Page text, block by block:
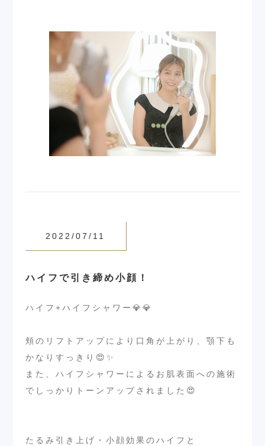
2022/07/11
ハイフで引き締め小顔！
ハイフ+ハイフシャワー💎💎
頬のリフトアップにより口角が上がり、顎下も
かなりすっきり😍✨
また、ハイフシャワーによるお肌表面への施術
でしっかりトーンアップされました😍
たるみ引き上げ・小顔効果のハイフと